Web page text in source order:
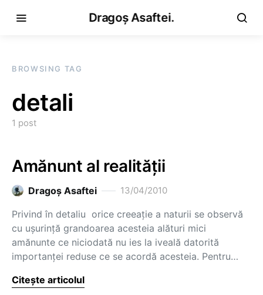
Dragoș Asaftei.
BROWSING TAG
detali
1 post
Amănunt al realităţii
Dragoş Asaftei 13/04/2010
Privind în detaliu orice creeaţie a naturii se observă
cu uşurinţă grandoarea acesteia alături mici
amănunte ce niciodată nu ies la iveală datorită
importanţei reduse ce se acordă acesteia. Pentru…
Citește articolul